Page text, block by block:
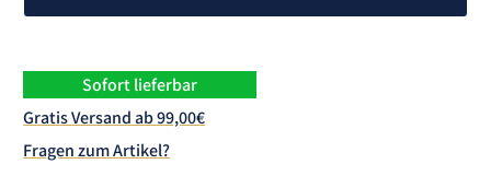
Sofort lieferbar
Gratis Versand ab 99,00€
Fragen zum Artikel?